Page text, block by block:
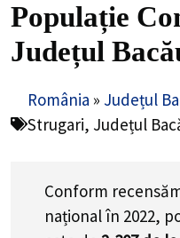
Populație
Județul
România » Județul
Strugari, Județul
Conform
național în 2022,